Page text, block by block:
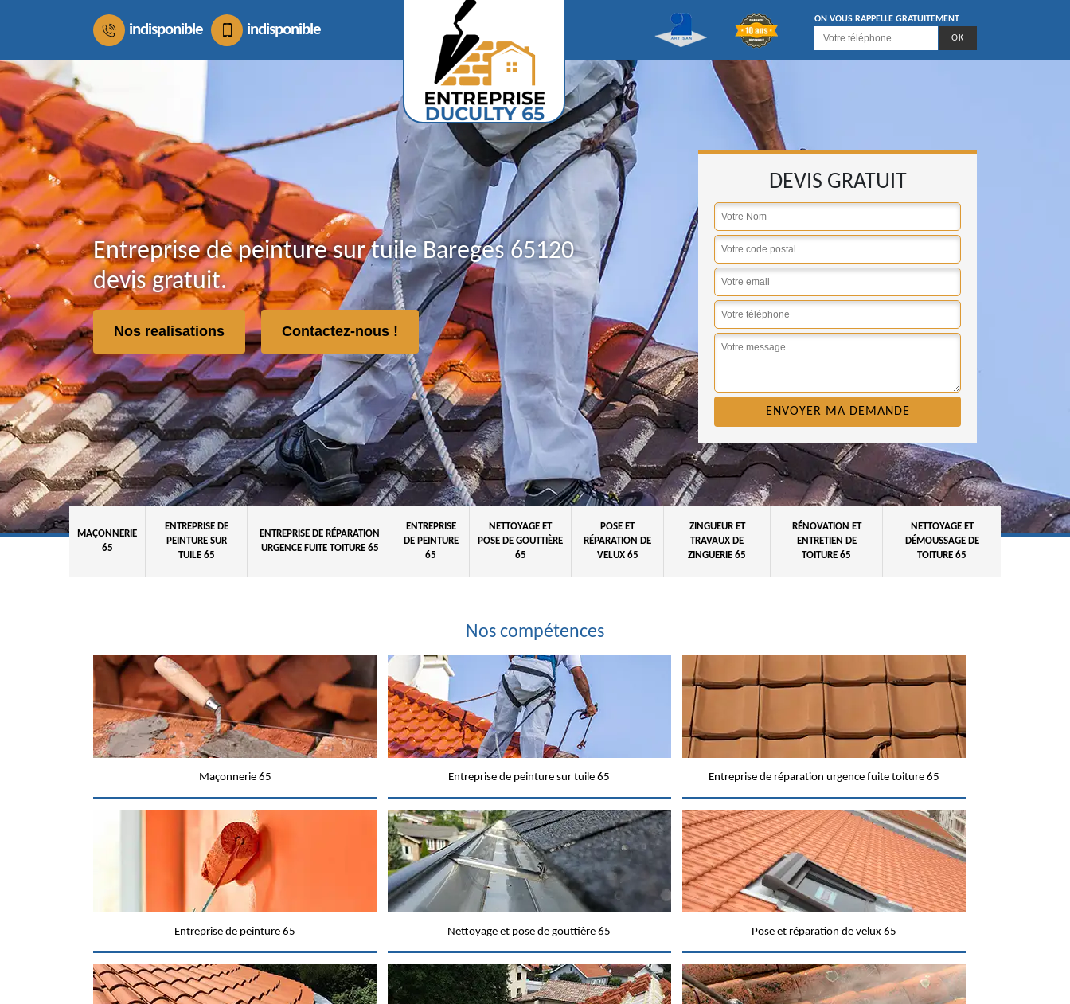
indisponible indisponible
ON VOUS RAPPELLE GRATUITEMENT
Entreprise de peinture sur tuile Bareges 65120
devis gratuit.
Nos realisations Contactez-nous !
DEVIS GRATUIT
MAÇONNERIE
65
ENTREPRISE DE
PEINTURE SUR
TUILE 65
ENTREPRISE DE RÉPARATION
URGENCE FUITE TOITURE 65
ENTREPRISE
DE PEINTURE
65
NETTOYAGE ET
POSE DE GOUTTIÈRE
65
POSE ET
RÉPARATION DE
VELUX 65
ZINGUEUR ET
TRAVAUX DE
ZINGUERIE 65
RÉNOVATION ET
ENTRETIEN DE
TOITURE 65
NETTOYAGE ET
DÉMOUSSAGE DE
TOITURE 65
Nos compétences
Maçonnerie 65 Entreprise de peinture sur tuile 65 Entreprise de réparation urgence fuite toiture 65
Entreprise de peinture 65 Nettoyage et pose de gouttière 65 Pose et réparation de velux 65